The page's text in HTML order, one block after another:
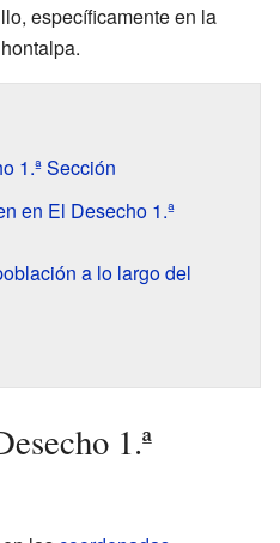
específicamente en la
1.ª Sección
en El Desecho 1.ª
a lo largo del
1.ª